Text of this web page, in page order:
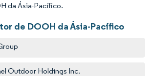
da Ásia-Pacífico.
de DOOH da Ásia-Pacífico
Outdoor Holdings Inc.